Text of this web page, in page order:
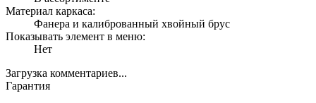
Материал каркаса:
Фанера и калиброванный хвойный брус
Показывать элемент в меню:
Нет
Загрузка комментариев...
Гарантия